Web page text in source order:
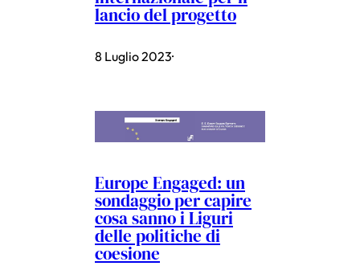
lancio del progetto
8 Luglio 2023·
Europe Engaged: un
sondaggio per capire
cosa sanno i Liguri
delle politiche di
coesione